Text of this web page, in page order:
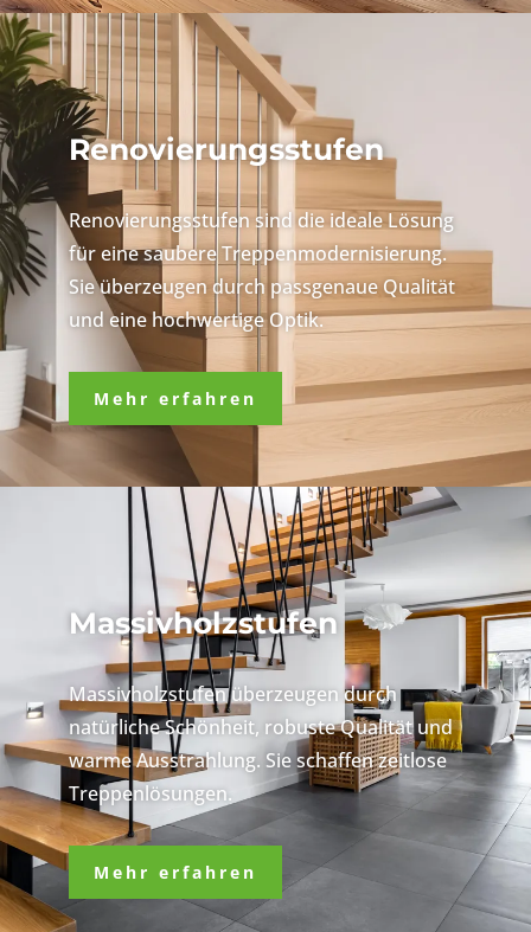
Renovierungsstufen
Renovierungsstufen sind die ideale Lösung
für eine saubere Treppenmodernisierung.
Sie überzeugen durch passgenaue Qualität
und eine hochwertige Optik.
Mehr erfahren
Massivholzstufen
Massivholzstufen überzeugen durch
natürliche Schönheit, robuste Qualität und
warme Ausstrahlung. Sie schaffen zeitlose
Treppenlösungen.
Mehr erfahren